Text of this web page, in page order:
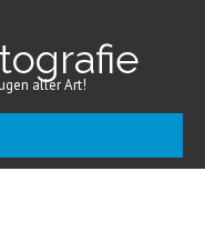
aller Art!